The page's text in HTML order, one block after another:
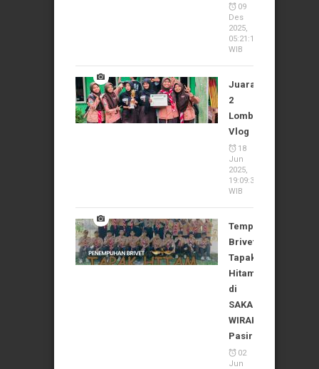
09
Des
2025,
05:21:10
WIB
Juara
2
Lomba
Vlog
18
Jun
2025,
19:09:37
WIB
Tempuh
Brivet
Tapak
Hitam
di
SAKA
WIRAKARTIKA
Pasirian
02
Jun